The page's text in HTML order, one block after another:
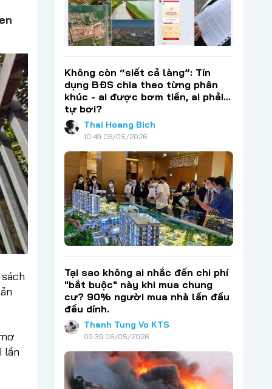
lần
Không còn “siết cả làng”: Tín
dụng BĐS chia theo từng phân
khúc - ai được bơm tiền, ai phải…
tự bơi?
Thai Hoang Bich
10:49 06/05/2026
Tại sao không ai nhắc đến chi phí
"bắt buộc" này khi mua chung
cư? 90% người mua nhà lần đầu
đều dính.
Thanh Tung Vo KTS
09:39 06/05/2026